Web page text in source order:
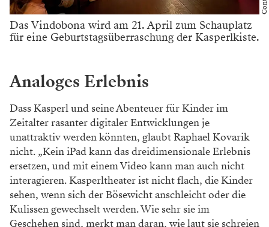
Das Vindobona wird am 21. April zum Schauplatz
für eine Geburtstagsüberraschung der Kasperlkiste.
Analoges Erlebnis
Dass Kasperl und seine Abenteuer für Kinder im
Zeitalter rasanter digitaler Entwicklungen je
unattraktiv werden könnten, glaubt Raphael Kovarik
nicht. „Kein iPad kann das dreidimensionale Erlebnis
ersetzen, und mit einem Video kann man auch nicht
interagieren. Kasperltheater ist nicht flach, die Kinder
sehen, wenn sich der Bösewicht anschleicht oder die
Kulissen gewechselt werden. Wie sehr sie im
Geschehen sind, merkt man daran, wie laut sie schreien